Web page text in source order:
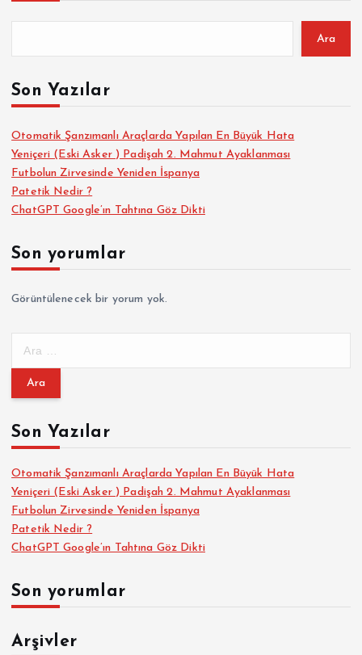
z
s
a
y
a
s
ı
Ara
Son Yazılar
Otomatik Şanzımanlı Araçlarda Yapılan En Büyük Hata
Yeniçeri (Eski Asker ) Padişah 2. Mahmut Ayaklanması
Futbolun Zirvesinde Yeniden İspanya
Patetik Nedir ?
ChatGPT Google’ın Tahtına Göz Dikti
Son yorumlar
Görüntülenecek bir yorum yok.
m
:Son Yazılar
Otomatik Şanzımanlı Araçlarda Yapılan En Büyük Hata
Yeniçeri (Eski Asker ) Padişah 2. Mahmut Ayaklanması
Futbolun Zirvesinde Yeniden İspanya
Patetik Nedir ?
ChatGPT Google’ın Tahtına Göz Dikti
Son yorumlar
Arşivler